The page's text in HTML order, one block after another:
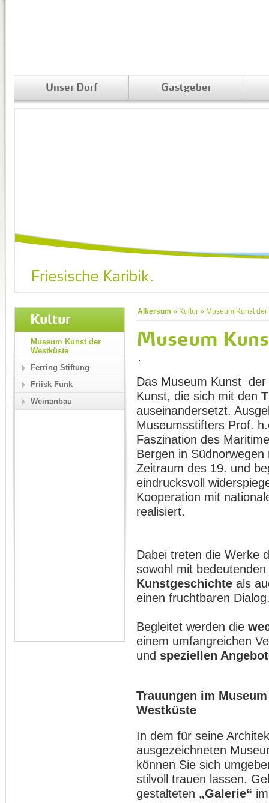
Unser Dorf Gastgeber
Alkersum » Kultur » Museum Kunst
Museum
Das Museum Kunst
Kunst, die sich mit den
auseinandersetzt.
Museumsstifters Prof.
Faszination des
Bergen in
Zeitraum des 19. und
eindrucksvoll
Kooperation mit
realisiert.
Dabei treten die Werke
sowohl mit
Kunstgeschichte als
einen fruchtbaren
Begleitet werden die
einem umfangreichen
und speziellen
Trauungen im
Westküste
In dem für seine
ausgezeichneten
können Sie sich
stilvoll trauen lassen.
gestalteten „Galerie“
Kultur
Museum Kunst der
Westküste
Ferring Stiftung
Friisk Funk
Weinanbau